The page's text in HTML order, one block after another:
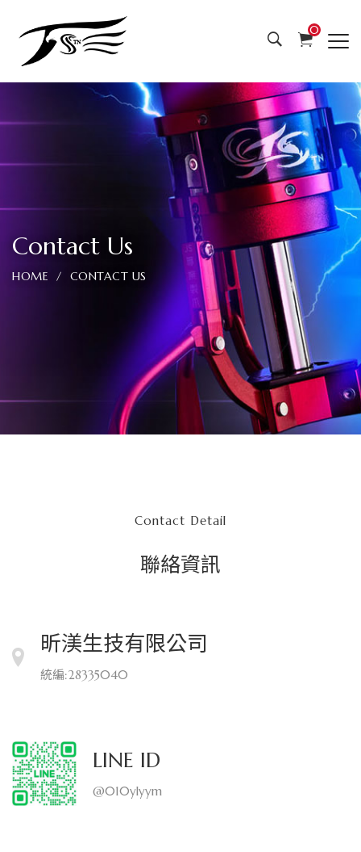
台
首
創
獨
家
設
計
風
格，
明、
界
的
0
Contact Us
HOME CONTACT US
Contact Detail
聯絡資訊
昕渼生技有限公司
統編:28335040
LINE ID
@010ylyym